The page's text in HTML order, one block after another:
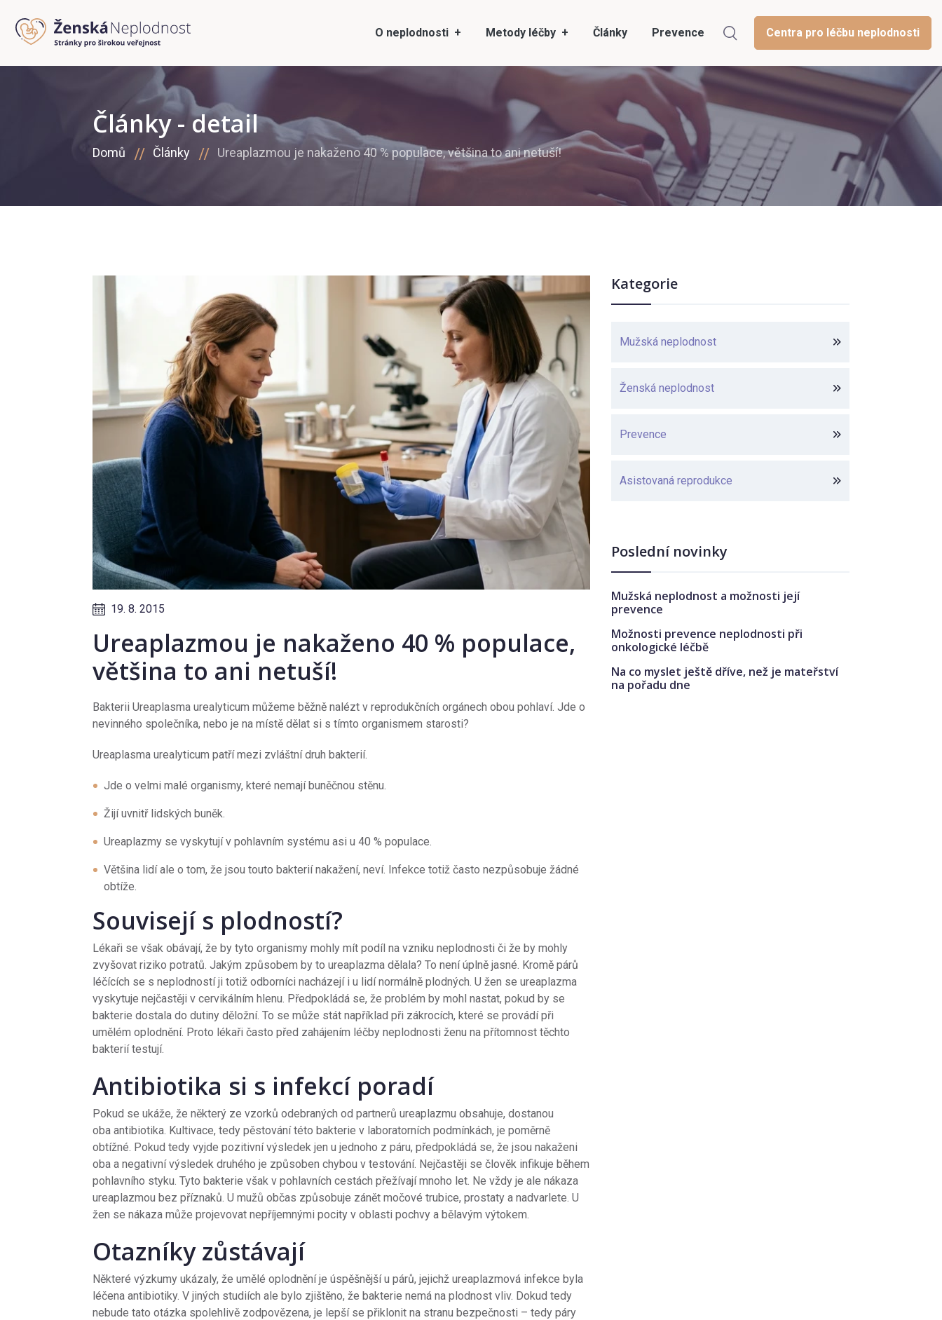
O neplodnosti Metody léčby Články Prevence Centra pro léčbu neplodnosti
Články - detail
Domů Články Ureaplazmou je nakaženo 40 % populace, většina to ani netuší!
19. 8. 2015
Ureaplazmou je nakaženo 40 % populace,
většina to ani netuší!
Bakterii Ureaplasma urealyticum můžeme běžně nalézt v reprodukčních orgánech obou pohlaví. Jde o
nevinného společníka, nebo je na místě dělat si s tímto organismem starosti?
Ureaplasma urealyticum patří mezi zvláštní druh bakterií.
Jde o velmi malé organismy, které nemají buněčnou stěnu.
Žijí uvnitř lidských buněk.
Ureaplazmy se vyskytují v pohlavním systému asi u 40 % populace.
Většina lidí ale o tom, že jsou touto bakterií nakažení, neví. Infekce totiž často nezpůsobuje žádné
obtíže.
Souvisejí s plodností?
Lékaři se však obávají, že by tyto organismy mohly mít podíl na vzniku neplodnosti či že by mohly
zvyšovat riziko potratů. Jakým způsobem by to ureaplazma dělala? To není úplně jasné. Kromě párů
léčících se s neplodností ji totiž odborníci nacházejí i u lidí normálně plodných. U žen se ureaplazma
vyskytuje nejčastěji v cervikálním hlenu. Předpokládá se, že problém by mohl nastat, pokud by se
bakterie dostala do dutiny děložní. To se může stát například při zákrocích, které se provádí při
umělém oplodnění. Proto lékaři často před zahájením léčby neplodnosti ženu na přítomnost těchto
bakterií testují.
Antibiotika si s infekcí poradí
Pokud se ukáže, že některý ze vzorků odebraných od partnerů ureaplazmu obsahuje, dostanou
oba antibiotika. Kultivace, tedy pěstování této bakterie v laboratorních podmínkách, je poměrně
obtížné. Pokud tedy vyjde pozitivní výsledek jen u jednoho z páru, předpokládá se, že jsou nakaženi
oba a negativní výsledek druhého je způsoben chybou v testování. Nejčastěji se člověk infikuje během
pohlavního styku. Tyto bakterie však v pohlavních cestách přežívají mnoho let. Ne vždy je ale nákaza
ureaplazmou bez příznaků. U mužů občas způsobuje zánět močové trubice, prostaty a nadvarlete. U
žen se nákaza může projevovat nepříjemnými pocity v oblasti pochvy a bělavým výtokem.
Otazníky zůstávají
Některé výzkumy ukázaly, že umělé oplodnění je úspěšnější u párů, jejichž ureaplazmová infekce byla
léčena antibiotiky. V jiných studiích ale bylo zjištěno, že bakterie nemá na plodnost vliv. Dokud tedy
nebude tato otázka spolehlivě zodpovězena, je lepší se přiklonit na stranu bezpečnosti – tedy páry
Kategorie
Mužská neplodnost
Ženská neplodnost
Prevence
Asistovaná reprodukce
Poslední novinky
Mužská neplodnost a možnosti její
prevence
Možnosti prevence neplodnosti při
onkologické léčbě
Na co myslet ještě dříve, než je mateřství
na pořadu dne